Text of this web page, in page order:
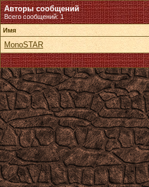
Авторы сообщений
Всего сообщений: 1
Имя
MonoSTAR